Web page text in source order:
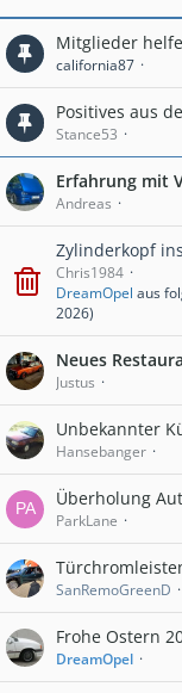
Mitglieder
california87
Positives aus
Stance53
Erfahrung mit
Andreas
Zylinderkopf
Chris1984
DreamOpel aus
2026)
Neues
Justus
Unbekannter
Hansebanger
Überholung
ParkLane
SanRemoGreenD
Frohe Ostern
DreamOpel